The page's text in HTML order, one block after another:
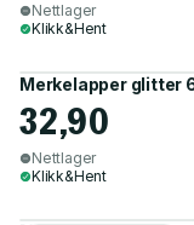
Nettlager
Klikk&Hent
Merkelapper glitter
32,90
Nettlager
Klikk&Hent